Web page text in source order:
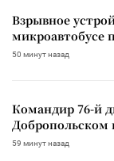
Взрывное
микроавтобусе
50 минут назад
Командир 76-й
Добропольском
59 минут назад